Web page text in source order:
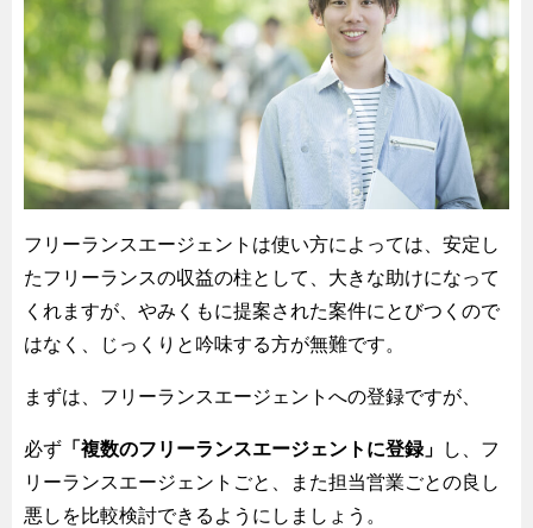
フリーランスエージェントは使い方によっては、安定し
たフリーランスの収益の柱として、大きな助けになって
くれますが、やみくもに提案された案件にとびつくので
はなく、じっくりと吟味する方が無難です。
まずは、フリーランスエージェントへの登録ですが、
必ず 「複数のフリーランスエージェントに登録」
し、フ
リーランスエージェントごと、また担当営業ごとの良し
悪しを比較検討できるようにしましょう。